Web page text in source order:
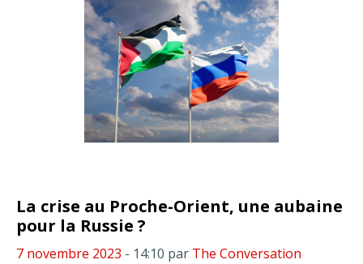
La crise au Proche-Orient, une aubaine
pour la Russie ?
7 novembre 2023 - 14:10 par The Conversation